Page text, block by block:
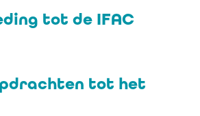
tot de IFAC
tot het